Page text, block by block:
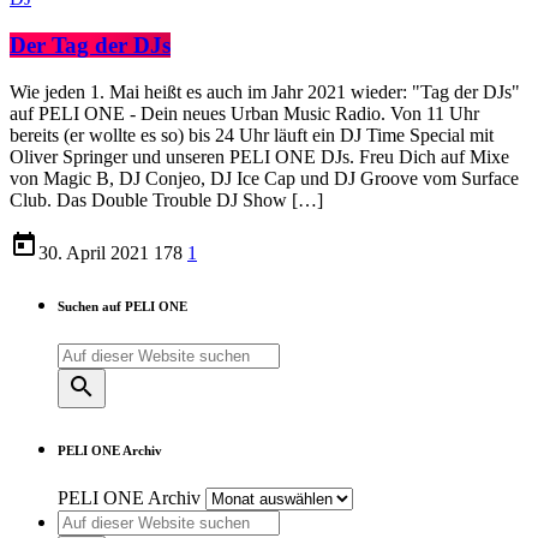
Der Tag der DJs
Wie jeden 1. Mai heißt es auch im Jahr 2021 wieder: "Tag der DJs"
auf PELI ONE - Dein neues Urban Music Radio. Von 11 Uhr
bereits (er wollte es so) bis 24 Uhr läuft ein DJ Time Special mit
Oliver Springer und unseren PELI ONE DJs. Freu Dich auf Mixe
von Magic B, DJ Conjeo, DJ Ice Cap und DJ Groove vom Surface
Club. Das Double Trouble DJ Show […]
today30. April 2021 178 1
Suchen auf PELI ONE
search
PELI ONE Archiv
PELI ONE Archiv